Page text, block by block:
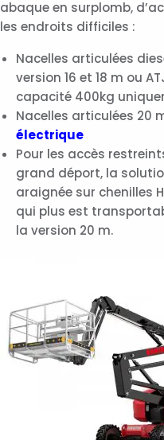
abaque en surplomb,
les endroits difficiles :
Nacelles articulées
version 16 et 18 m ou
capacité 400kg
Nacelles articulées 20
électrique
Pour les accès
grand déport, la
araignée sur chenilles
qui plus est
la version 20 m.